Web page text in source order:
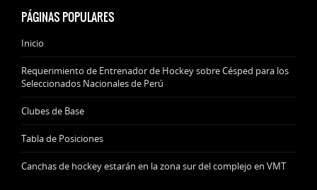
PÁGINAS POPULARES
Inicio
Requerimiento de Entrenador de Hockey sobre Césped para los
Seleccionados Nacionales de Perú
Clubes de Base
Tabla de Posiciones
Canchas de hockey estarán en la zona sur del complejo en VMT